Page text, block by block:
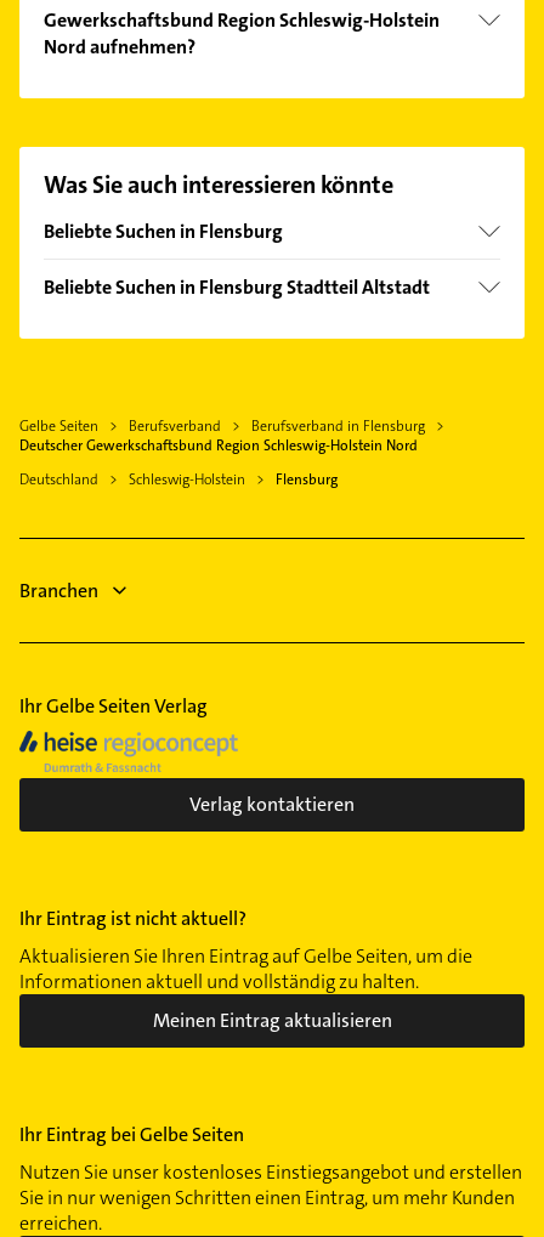
Gewerkschaftsbund Region Schleswig-Holstein
Nord aufnehmen?
unserem Kontaktdaten-Bereich auswählen. Hier
finden Sie alle
Kontaktdaten
Was Sie auch interessieren könnte
Beliebte Suchen in Flensburg
Rechtsanwalt
Zahnarzt
Elektro Reparatur
Kammerjäger
Physiotherapie
Krankengymnastik
Beliebte Suchen in Flensburg Stadtteil Altstadt
Physikalische Therapie
Hausarzt
Arzt
Immobilien
Gelbe Seiten Berufsverband
Berufsverband in Flensburg
Deutscher Gewerkschaftsbund Region Schleswig-Holstein Nord
Deutschland
Schleswig-Holstein Flensburg
Branchen
Ihr Gelbe Seiten Verlag
Verlag kontaktieren
Ihr Eintrag ist nicht aktuell?
Aktualisieren Sie Ihren Eintrag auf Gelbe Seiten, um die
Informationen aktuell und vollständig zu halten.
Meinen Eintrag aktualisieren
Ihr Eintrag bei Gelbe Seiten
Nutzen Sie unser kostenloses Einstiegsangebot und erstellen
Sie in nur wenigen Schritten einen Eintrag, um mehr Kunden
erreichen.